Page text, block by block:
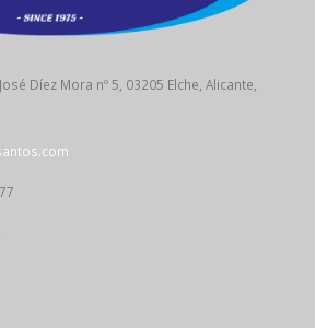
Díez Mora nº 5, 03205 Elche, Alicante,